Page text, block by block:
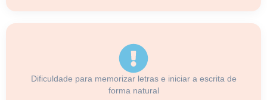
Dificuldade para memorizar letras e iniciar a escrita de
forma natural